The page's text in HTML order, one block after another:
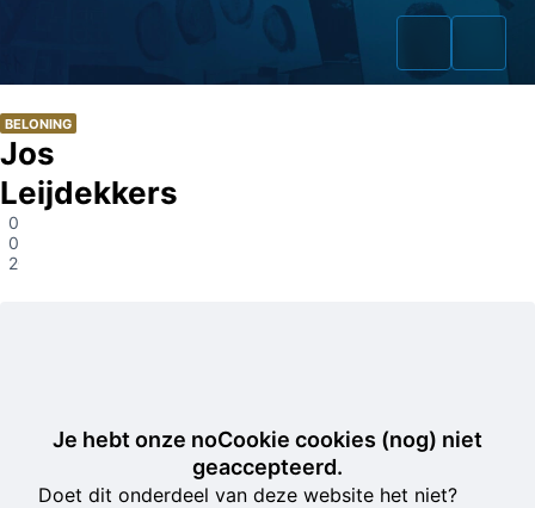
Cold Cases
Tip doorgeven
BELONING
Jos
Leijdekkers
03-
05-
2022
Je hebt onze noCookie cookies (nog) niet
geaccepteerd.
Doet dit onderdeel van deze website het niet?